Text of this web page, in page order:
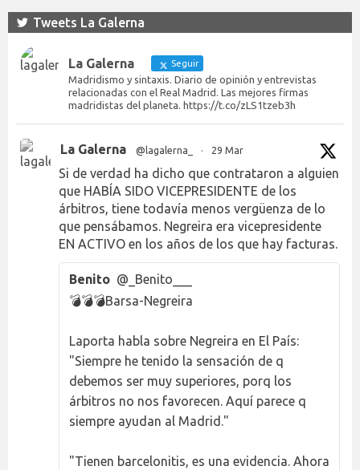
Tweets La Galerna
La Galerna Seguir
Madridismo y sintaxis. Diario de opinión y entrevistas
relacionadas con el Real Madrid. Las mejores firmas
madridistas del planeta. https://t.co/zLS1tzeb3h
La Galerna @lagalerna_ · 29 Mar
Si de verdad ha dicho que contrataron a alguien
que HABÍA SIDO VICEPRESIDENTE de los
árbitros, tiene todavía menos vergüenza de lo
que pensábamos. Negreira era vicepresidente
EN ACTIVO en los años de los que hay facturas.
Benito @_Benito___
💣💣💣Barsa-Negreira
Laporta habla sobre Negreira en El País:
"Siempre he tenido la sensación de q
debemos ser muy superiores, porq los
árbitros no nos favorecen. Aquí parece q
siempre ayudan al Madrid."
"Tienen barcelonitis, es una evidencia. Ahora